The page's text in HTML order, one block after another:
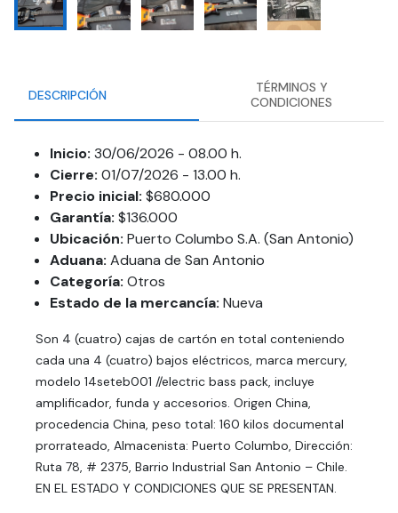
DESCRIPCIÓN
TÉRMINOS Y
CONDICIONES
Inicio: 30/06/2026 - 08.00 h.
Cierre: 01/07/2026 - 13.00 h.
Precio inicial: $680.000
Garantía: $136.000
Ubicación: Puerto Columbo S.A. (San Antonio)
Aduana: Aduana de San Antonio
Categoría: Otros
Estado de la mercancía: Nueva
Son 4 (cuatro) cajas de cartón en total conteniendo
cada una 4 (cuatro) bajos eléctricos, marca mercury,
modelo 14seteb001 //electric bass pack, incluye
amplificador, funda y accesorios. Origen China,
procedencia China, peso total: 160 kilos documental
prorrateado, Almacenista: Puerto Columbo, Dirección:
Ruta 78, # 2375, Barrio Industrial San Antonio – Chile.
EN EL ESTADO Y CONDICIONES QUE SE PRESENTAN.